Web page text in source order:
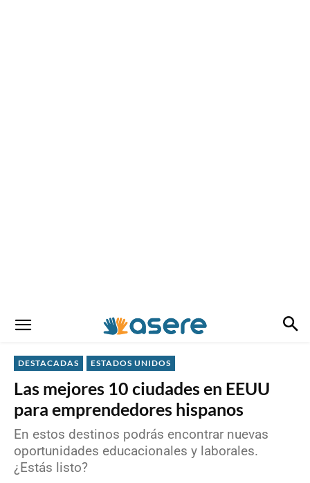
DESTACADAS ESTADOS UNIDOS
Las mejores 10 ciudades en EEUU
para emprendedores hispanos
En estos destinos podrás encontrar nuevas
oportunidades educacionales y laborales.
¿Estás listo?